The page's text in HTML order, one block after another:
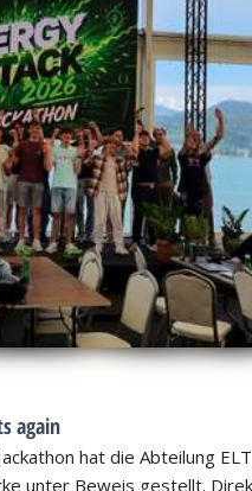
again
hat die Abteilung
unter Beweis gestellt.